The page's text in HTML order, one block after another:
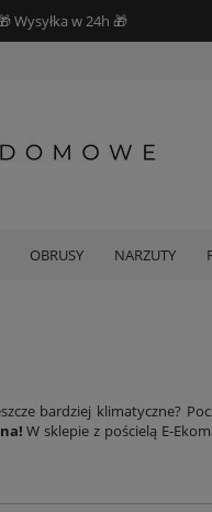
Wysyłka w 24h 🎁
OBRUSY NARZUTY
bardziej klimatyczne?
Wsklepie z pościelą E-